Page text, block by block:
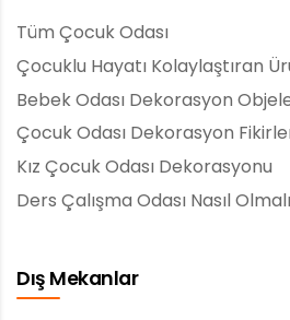
Tüm Çocuk Odası
Çocuklu Hayatı Kolaylaştıran
Bebek Odası Dekorasyon
Çocuk Odası Dekorasyon
Kız Çocuk Odası Dekorasyonu
Ders Çalışma Odası Nasıl
Dış Mekanlar